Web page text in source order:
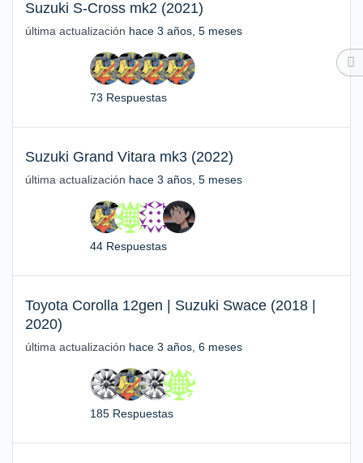
Suzuki S-Cross mk2 (2021)
última actualización hace 3 años, 5 meses
73 Respuestas
Suzuki Grand Vitara mk3 (2022)
última actualización hace 3 años, 5 meses
44 Respuestas
Toyota Corolla 12gen | Suzuki Swace (2018 |
2020)
última actualización hace 3 años, 6 meses
185 Respuestas